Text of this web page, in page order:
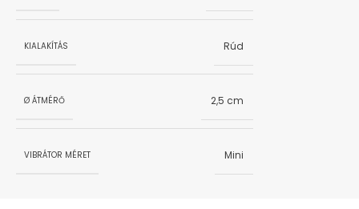
KIALAKÍTÁS Rúd
Ø ÁTMÉRŐ 2,5 cm
VIBRÁTOR MÉRET Mini